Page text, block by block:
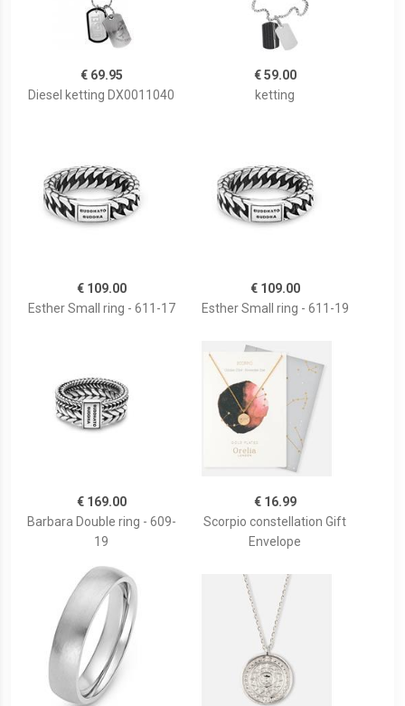
€ 69.95
Diesel ketting DX0011040
€ 59.00
ketting
€ 109.00
Esther Small ring - 611-17
€ 109.00
Esther Small ring - 611-19
€ 169.00
Barbara Double ring - 609-
19
€ 16.99
Scorpio constellation Gift
Envelope